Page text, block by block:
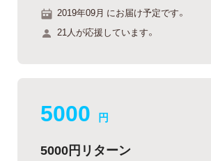
2019年09月 にお届け予定です。
21人が応援しています。
5000 円
5000円リターン